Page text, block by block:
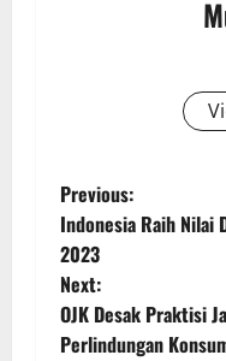
Previous:
Indonesia Raih Nilai
2023
Next:
OJK Desak Praktisi
Perlindungan